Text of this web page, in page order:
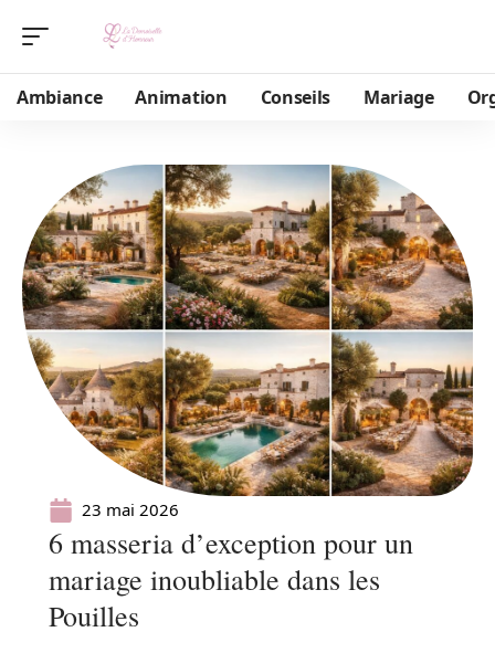
Ambiance Animation Conseils Mariage
23 mai 2026
6 masseria d’exception pour un
mariage inoubliable dans les
Pouilles